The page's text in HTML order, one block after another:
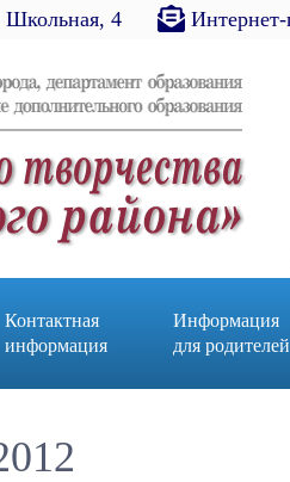
Школьная, 4
Контактная
информация
Информация
для родителей